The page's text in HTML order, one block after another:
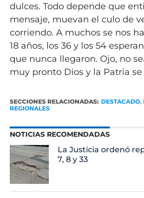
dulces. Todo depende que
mensaje, muevan el culo de
corriendo. A muchos se nos
18 años, los 36 y los 54
que nunca llegaron. Ojo, no
muy pronto Dios y la Patria
SECCIONES RELACIONADAS: DESTACADO,
REGIONALES
NOTICIAS RECOMENDADAS
La Justicia ordenó
7, 8 y 33